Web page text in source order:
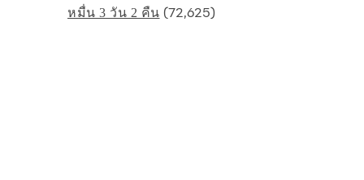
หมื่น 3 วัน 2 คืน (72,625)